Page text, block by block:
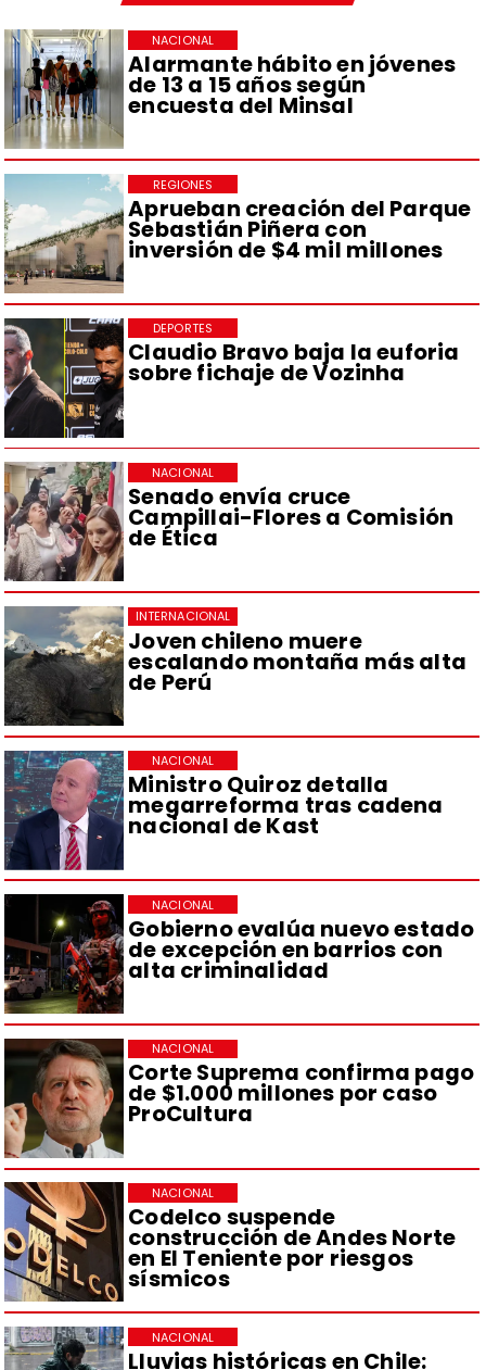
Alarmante hábito en jóvenes
de 13 a 15 años según
encuesta del Minsal
NACIONAL
Aprueban creación del Parque
Sebastián Piñera con
inversión de $4 mil millones
REGIONES
Claudio Bravo baja la euforia
sobre fichaje de Vozinha
DEPORTES
Senado envía cruce
Campillai-Flores a Comisión
de Ética
NACIONAL
Joven chileno muere
escalando montaña más alta
de Perú
INTERNACIONAL
Ministro Quiroz detalla
megarreforma tras cadena
nacional de Kast
NACIONAL
Gobierno evalúa nuevo estado
de excepción en barrios con
alta criminalidad
NACIONAL
Corte Suprema confirma pago
de $1.000 millones por caso
ProCultura
NACIONAL
Codelco suspende
construcción de Andes Norte
en El Teniente por riesgos
sísmicos
NACIONAL
Lluvias históricas en Chile:
NACIONAL